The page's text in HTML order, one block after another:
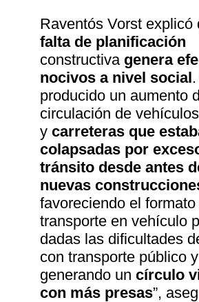
Raventós Vorst explicó
falta de planificación
constructiva genera
nocivos a nivel social
producido un aumento
circulación de
ycarreteras que
colapsadas por
tránsito desde antes
nuevas
favoreciendo el formato
transporte en vehículo
dadas las dificultades
con transporte público y
generando uncírculo
con más presas”,